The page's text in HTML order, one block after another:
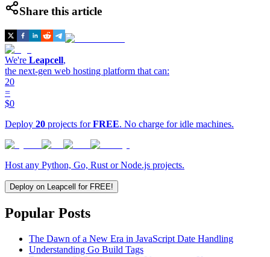
Share this article
We're Leapcell,
the next-gen web hosting platform that can:
20
=
$0
Deploy 20 projects forFREE. No charge for idle machines.
Host any Python, Go, Rust or Node.js projects.
Deploy on Leapcell for FREE!
Popular Posts
The Dawn of a New Era in JavaScript Date Handling
Understanding Go Build Tags